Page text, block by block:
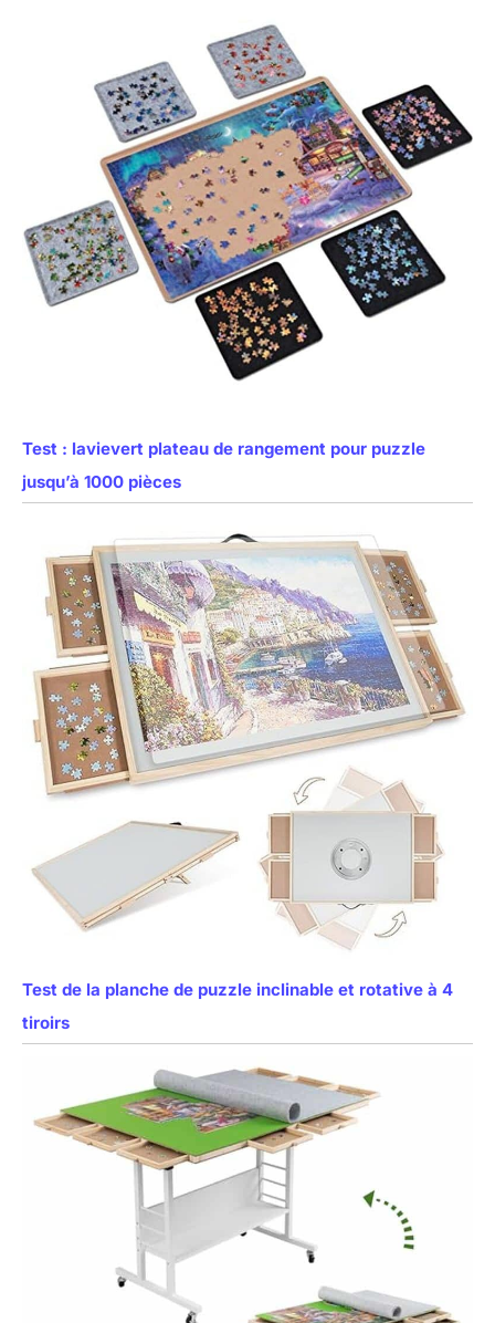
Test : lavievert plateau de rangement pour puzzle
jusqu’à 1000 pièces
Test de la planche de puzzle inclinable et rotative à 4
tiroirs